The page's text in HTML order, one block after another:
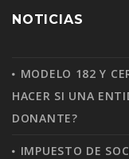
NOTICIAS
MODELO 182 Y
HACER SI UNA
DONANTE?
IMPUESTO DE